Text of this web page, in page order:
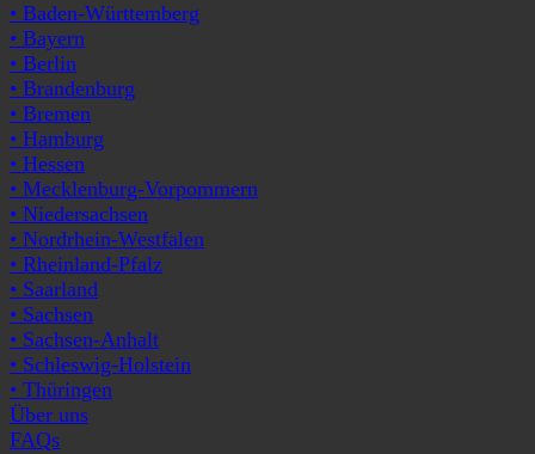
• Baden-Württemberg
• Bayern
• Berlin
• Brandenburg
• Bremen
• Hamburg
• Hessen
• Mecklenburg-Vorpommern
• Niedersachsen
• Nordrhein-Westfalen
• Rheinland-Pfalz
• Saarland
• Sachsen
• Sachsen-Anhalt
• Schleswig-Holstein
• Thüringen
Über uns
FAQs